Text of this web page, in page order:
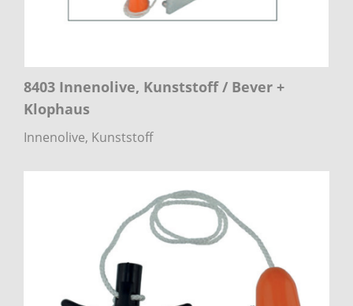
8403 Innenolive, Kunststoff / Bever +
Klophaus
Innenolive, Kunststoff